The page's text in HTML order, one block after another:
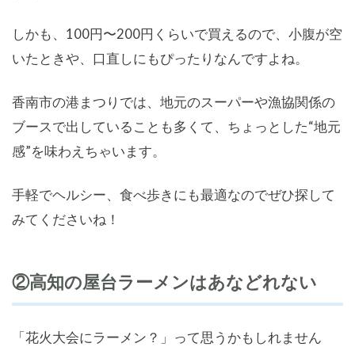
しかも、100円〜200円くらいで買えるので、小腹が空
いたときや、口直しにもぴったりなんですよね。
香南市の港まつりでは、地元のスーパーや漁協関係の
ブースで出していることも多くて、ちょっとした“地元
感”を味わえちゃいます。
手軽でヘルシー、食べ歩きにも最適なのでぜひ探して
みてくださいね！
②高知の屋台ラーメンはあなどれない
「花火大会にラーメン？」って思うかもしれません